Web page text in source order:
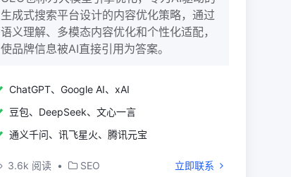
生成式搜索平台设计的内容优化策略‌，通过
语义理解、多模态内容优化和个性化适配，
使品牌信息被AI直接引用为答案。
ChatGPT、Google AI、xAI
豆包、DeepSeek、文心一言
通义千问、讯飞星火、腾讯元宝
3.6k 阅读 • SEO 立即联系